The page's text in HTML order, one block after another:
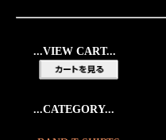
...VIEW CART...
...CATEGORY...